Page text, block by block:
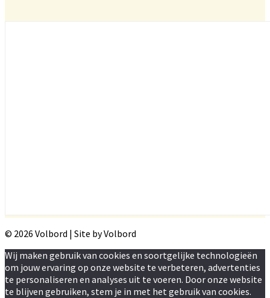
© 2026 Volbord | Site by Volbord
Wij maken gebruik van cookies en soortgelijke technologieën
om jouw ervaring op onze website te verbeteren, advertenties
te personaliseren en analyses uit te voeren. Door onze website
te blijven gebruiken, stem je in met het gebruik van cookies.